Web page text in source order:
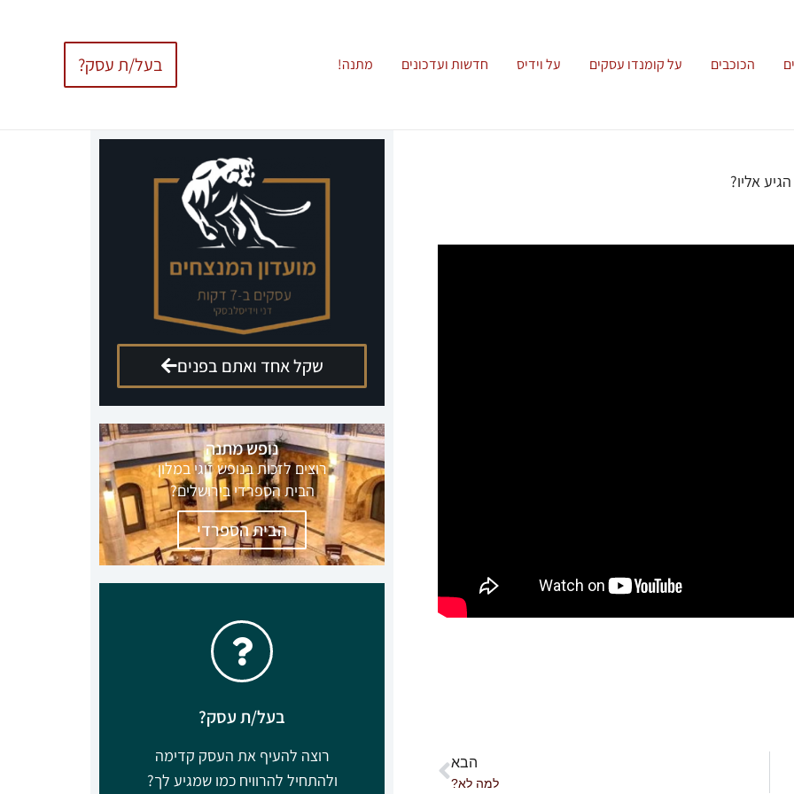
הכוכבים על קומנדו עסקים על וידיס חדשות ועדכונים מתנה! בעל/ת עסק?
אליו?
הבא
למה לא?
שקל אחד ואתם בפנים
בעל/ת עסק?
רוצה להעיף את העסק קדימה
ולהתחיל להרוויח כמו שמגיע לך?
הגישו מועמדות לקומנדו עסקים
קבוצה מנצחת להשגת תוצאות ורווחים
בליוויו של דני וידיסלבסקי
ללחוץ כאן